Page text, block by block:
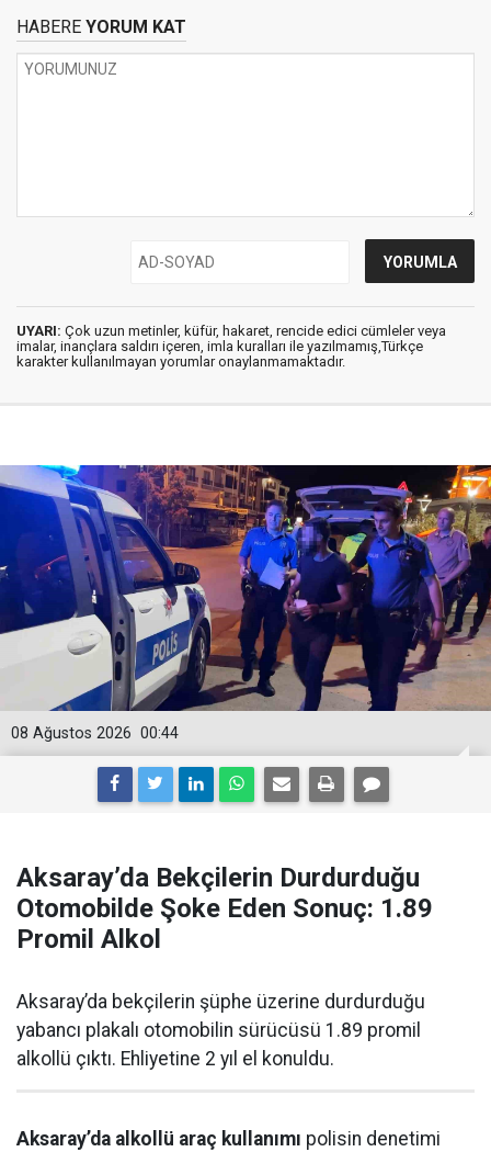
HABERE YORUM KAT
UYARI: Çok uzun metinler, küfür, hakaret, rencide edici cümleler veya
imalar, inançlara saldırı içeren, imla kuralları ile yazılmamış,Türkçe
karakter kullanılmayan yorumlar onaylanmamaktadır.
00:44
08 Ağustos 2026
Aksaray’da Bekçilerin Durdurduğu
Otomobilde Şoke Eden Sonuç: 1.89
Promil Alkol
Aksaray’da bekçilerin şüphe üzerine durdurduğu
yabancı plakalı otomobilin sürücüsü 1.89 promil
alkollü çıktı. Ehliyetine 2 yıl el konuldu.
Aksaray’da alkollü araç kullanımı polisin denetimi